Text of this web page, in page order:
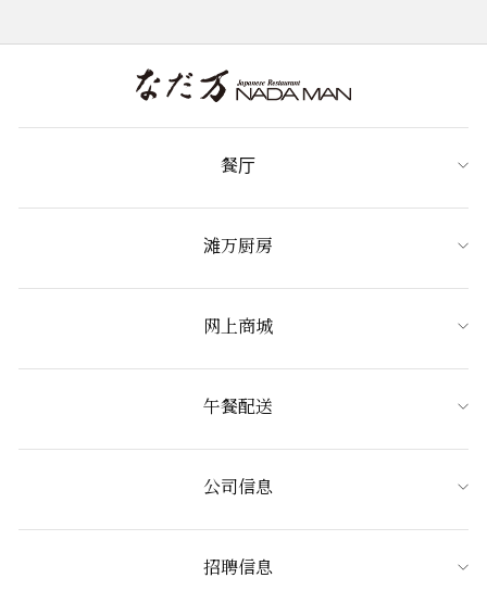
餐厅
滩万厨房
网上商城
午餐配送
公司信息
招聘信息